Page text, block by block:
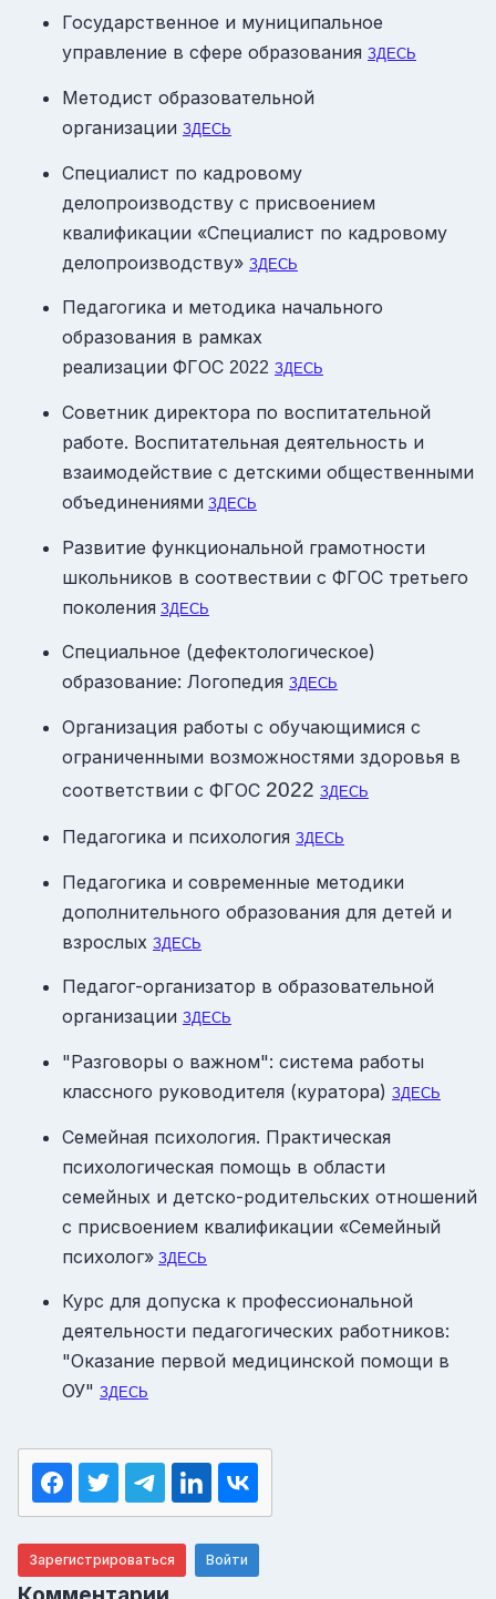
Государственное и муниципальное
управление в сфере образования ЗДЕСЬ
Методист образовательной
организации ЗДЕСЬ
Специалист по кадровому
делопроизводству с присвоением
квалификации «Специалист по кадровому
делопроизводству» ЗДЕСЬ
Педагогика и методика начального
образования в рамках
реализации ФГОС 2022 ЗДЕСЬ
Советник директора по воспитательной
работе. Воспитательная деятельность и
взаимодействие с детскими общественными
объединениями ЗДЕСЬ
Развитие функциональной грамотности
школьников в соотвествии с ФГОС третьего
поколения ЗДЕСЬ
Специальное (дефектологическое)
образование: Логопедия ЗДЕСЬ
Организация работы с обучающимися с
ограниченными возможностями здоровья в
соответствии с ФГОС 2022 ЗДЕСЬ
Педагогика и психология ЗДЕСЬ
Педагогика и современные методики
дополнительного образования для детей и
взрослых ЗДЕСЬ
Педагог-организатор в образовательной
организации ЗДЕСЬ
"Разговоры о важном": система работы
классного руководителя (куратора) ЗДЕСЬ
Семейная психология. Практическая
психологическая помощь в области
семейных и детско-родительских отношений
с присвоением квалификации «Семейный
психолог» ЗДЕСЬ
Курс для допуска к профессиональной
деятельности педагогических работников:
"Оказание первой медицинской помощи в
ОУ" ЗДЕСЬ
Зарегистрироваться Войти